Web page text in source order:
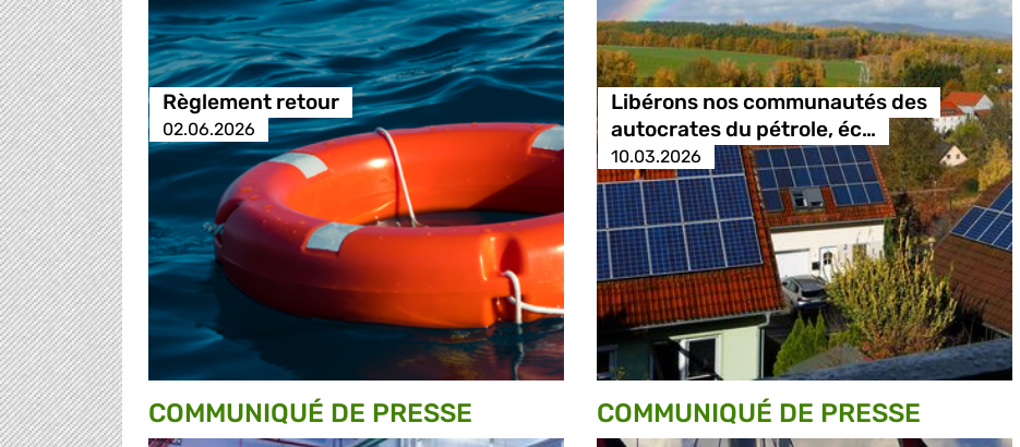
Règlement retour
02.06.2026
Libérons nos communautés des
autocrates du pétrole, éc…
10.03.2026
COMMUNIQUÉ DE PRESSE COMMUNIQUÉ DE PRESSE